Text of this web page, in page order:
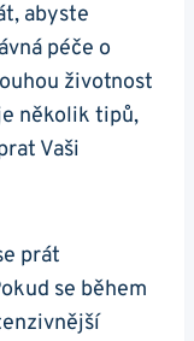
abyste
péče o
životnost
několik tipů,
Vaši
prát
se během